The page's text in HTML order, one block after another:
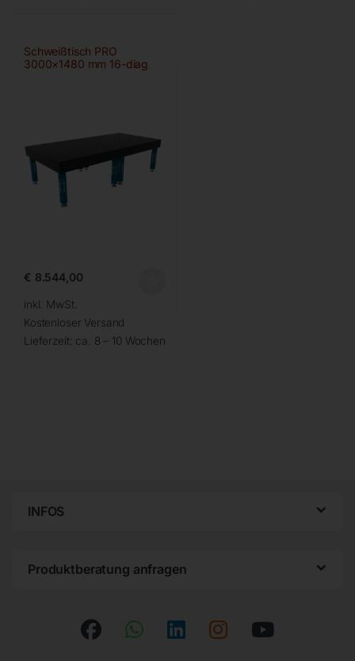
Schweißtisch PRO
3000×1480 mm 16-diag
€ 8.544,00
inkl. MwSt.
Kostenloser Versand
Lieferzeit: ca. 8 – 10 Wochen
INFOS
Produktberatung anfragen